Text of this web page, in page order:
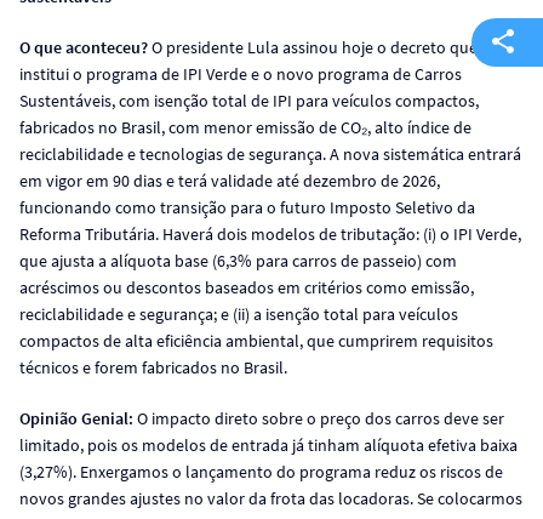
O que aconteceu?O presidente Lula assinou hoje o decreto que
institui o programa de IPI Verde e o novo programa de Carros
Sustentáveis, com isenção total de IPI para veículos compactos,
fabricados no Brasil, com menor emissão de CO₂, alto índice de
reciclabilidade e tecnologias de segurança. A nova sistemática entrará
em vigor em 90 dias e terá validade até dezembro de 2026,
funcionando como transição para o futuro Imposto Seletivo da
Reforma Tributária. Haverá dois modelos de tributação: (i) o IPI Verde,
que ajusta a alíquota base (6,3% para carros de passeio) com
acréscimos ou descontos baseados em critérios como emissão,
reciclabilidade e segurança; e (ii) a isenção total para veículos
compactos de alta eficiência ambiental, que cumprirem requisitos
técnicos e forem fabricados no Brasil.
Opinião Genial: O impacto direto sobre o preço dos carros deve ser
limitado, pois os modelos de entrada já tinham alíquota efetiva baixa
(3,27%). Enxergamos o lançamento do programa reduz os riscos de
novos grandes ajustes no valor da frota das locadoras. Se colocarmos